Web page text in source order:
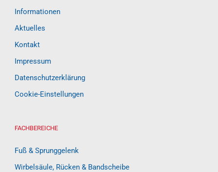
Informationen
Aktuelles
Kontakt
Impressum
Datenschutzerklärung
Cookie-Einstellungen
FACHBEREICHE
Fuß & Sprunggelenk
Wirbelsäule, Rücken & Bandscheibe